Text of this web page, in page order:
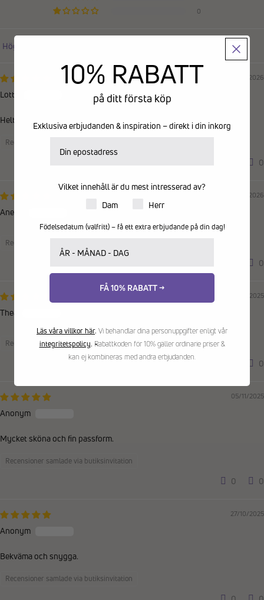
0
Sort by
01/04/2026
Lotta
Helt underbara tofflor. Speciellt att det är gummisula på dom
Recensioner samlade via butiksinvitation
0
10/03/2026
Anette
Recensioner samlade via butiksinvitation
0
11/11/2025
Thea
Recensioner samlade via butiksinvitation
0
05/11/2025
Anonym
Mycket sköna och fin passform.
Recensioner samlade via butiksinvitation
0 0
27/10/2025
Anonym
Bekväma och snygga.
Recensioner samlade via butiksinvitation
10% RABATT
på ditt första köp
Exklusiva erbjudanden & inspiration – direkt i din inkorg
Vilket innehåll är du mest intresserad av?
Produkter för dam eller herr
Dam Herr
Födelsedatum (valfritt) – få ett extra erbjudande på din dag!
FÅ 10% RABATT →
Läs våra villkor här. Vi behandlar dina personuppgifter enligt vår
integritetspolicy. Rabattkoden för 10% gäller ordinarie priser &
kan ej kombineras med andra erbjudanden.